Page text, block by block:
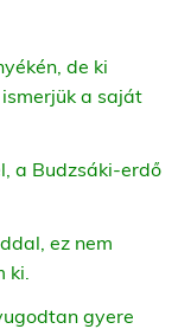
de ki
a saját
a Budzsáki-erdő
ez nem
ki.
gyere